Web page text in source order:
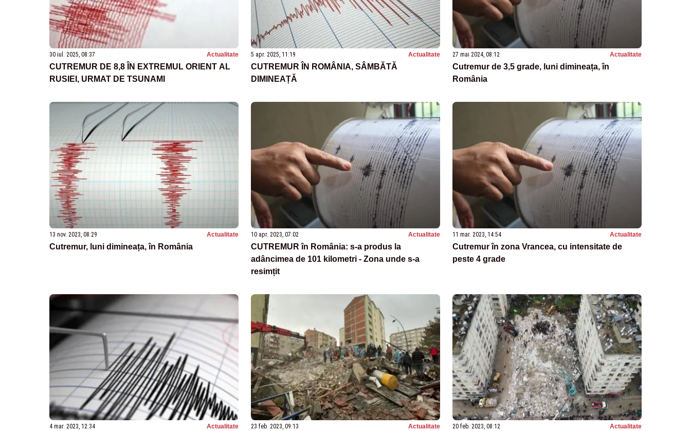
30 iul. 2025, 08:37 Actualitate
CUTREMUR DE 8,8 ÎN EXTREMUL ORIENT AL
RUSIEI, URMAT DE TSUNAMI
5 apr. 2025, 11:19 Actualitate
CUTREMUR ÎN ROMÂNIA, SÂMBĂTĂ
DIMINEAȚĂ
27 mai 2024, 08:12 Actualitate
Cutremur de 3,5 grade, luni dimineața, în
România
13 nov. 2023, 08:29 Actualitate
Cutremur, luni dimineața, în România
10 apr. 2023, 07:02 Actualitate
CUTREMUR în România: s-a produs la
adâncimea de 101 kilometri - Zona unde s-a
resimțit
11 mar. 2023, 14:54 Actualitate
Cutremur în zona Vrancea, cu intensitate de
peste 4 grade
4 mar. 2023, 12:34 Actualitate 23 feb. 2023, 09:13 Actualitate 20 feb. 2023, 08:12 Actualitate